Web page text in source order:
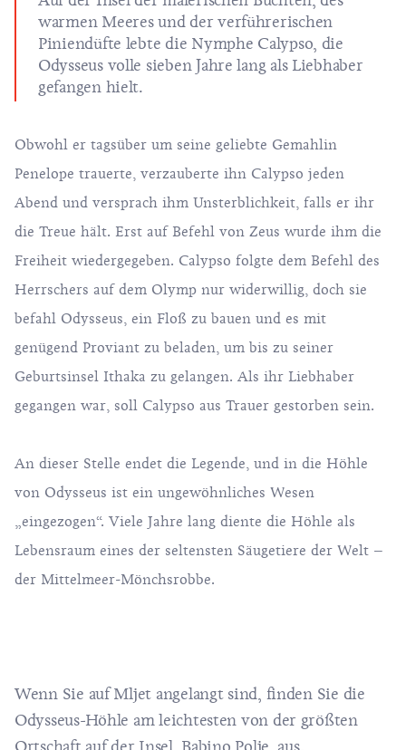
warmen Meeres und der verführerischen
Piniendüfte lebte die Nymphe Calypso, die
Odysseus volle sieben Jahre lang als Liebhaber
gefangen hielt.
Obwohl er tagsüber um seine geliebte Gemahlin
Penelope trauerte, verzauberte ihn Calypso jeden
Abend und versprach ihm Unsterblichkeit, falls er ihr
die Treue hält. Erst auf Befehl von Zeus wurde ihm die
Freiheit wiedergegeben. Calypso folgte dem Befehl des
Herrschers auf dem Olymp nur widerwillig, doch sie
befahl Odysseus, ein Floß zu bauen und es mit
genügend Proviant zu beladen, um bis zu seiner
Geburtsinsel Ithaka zu gelangen. Als ihr Liebhaber
gegangen war, soll Calypso aus Trauer gestorben sein.
An dieser Stelle endet die Legende, und in die Höhle
von Odysseus ist ein ungewöhnliches Wesen
„eingezogen“. Viele Jahre lang diente die Höhle als
Lebensraum eines der seltensten Säugetiere der Welt –
der Mittelmeer-Mönchsrobbe.
Wenn Sie auf Mljet angelangt sind, finden Sie die
Odysseus-Höhle am leichtesten von der größten